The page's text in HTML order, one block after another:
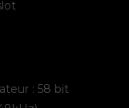
: 58 bit